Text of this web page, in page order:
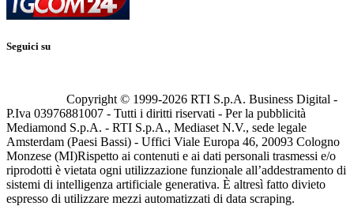
Seguici su
Copyright © 1999-2026 RTI S.p.A. Business Digital -
P.Iva 03976881007 - Tutti i diritti riservati - Per la pubblicità
Mediamond S.p.A. - RTI S.p.A., Mediaset N.V., sede legale
Amsterdam (Paesi Bassi) - Uffici Viale Europa 46, 20093 Cologno
Monzese (MI)Rispetto ai contenuti e ai dati personali trasmessi e/o
riprodotti è vietata ogni utilizzazione funzionale all’addestramento di
sistemi di intelligenza artificiale generativa. È altresì fatto divieto
espresso di utilizzare mezzi automatizzati di data scraping.